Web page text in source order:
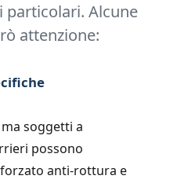
particolari. Alcune
attenzione:
soggetti a
possono
anti-rottura e